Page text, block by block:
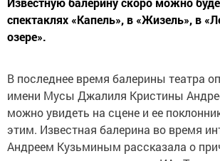
спектаклях «Капель», в «Жизель», в
озере».
В последнее время балерины театра
имени Мусы Джалиля Кристины
можно увидеть на сцене и ее
этим. Известная балерина во время
Андреем Кузьминым рассказала о